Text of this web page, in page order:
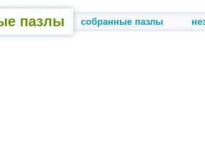
пазлы собранные пазлы